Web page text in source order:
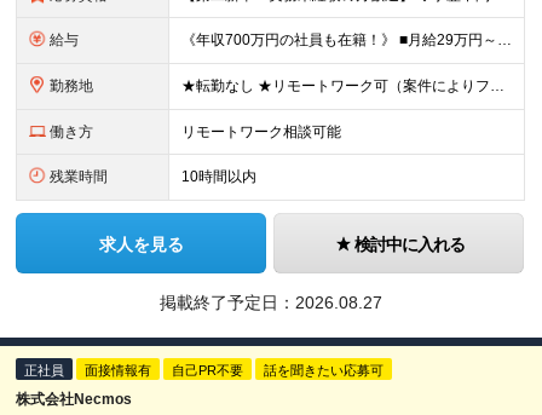
給与 《年収700万円の社員も在籍！》 ■月給29万円～75万円＋業績賞与 ※経験・年齢・スキルを考慮し決定します ※残業代は1分単位で全額支給します ※試用期間（3ヶ月）あり。期間中の雇用形態・その他待
勤務地 ★転勤なし ★リモートワーク可（案件によりフルリモートあり） 本社（東京都千代田区神田須田町1－26 芝信神田ビル10F） および東京都、神奈川県、埼玉県、千葉県のクライアント先にて勤務いただきます
働き方 リモートワーク相談可能
残業時間 10時間以内
求人を見る 検討中に入れる
掲載終了予定日： 2026.08.27
正社員 面接情報有 自己PR不要 話を聞きたい応募可
株式会社Necmos